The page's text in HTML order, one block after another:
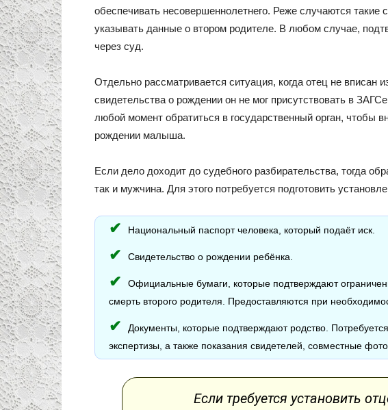
обеспечивать несовершеннолетнего. Реже случаются такие
указывать данные о втором родителе. В любом случае,
через суд.
Отдельно рассматривается ситуация, когда отец не вписан
свидетельства о рождении он не мог присутствовать в
любой момент обратиться в государственный орган, чтобы
рождении малыша.
Если дело доходит до судебного разбирательства, тогда
так и мужчина. Для этого потребуется подготовить
Национальный паспорт человека, который подаёт иск.
Свидетельство о рождении ребёнка.
Официальные бумаги, которые подтверждают
смерть второго родителя. Предоставляются при
Документы, которые подтверждают родство.
экспертизы, а также показания свидетелей, совместные
Если требуется установить